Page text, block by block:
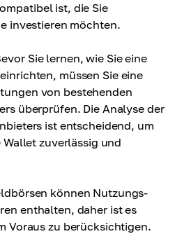
ist, die Sie
investieren möchten.
Sie lernen, wie Sie eine
müssen Sie eine
von bestehenden
überprüfen. Die Analyse der
ist entscheidend, um
zuverlässig und
können Nutzungs-
enthalten, daher ist es
Voraus zu berücksichtigen.